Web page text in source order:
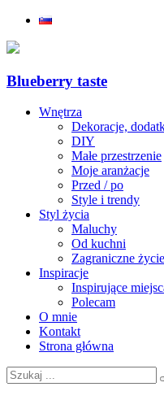
Blueberry taste
Wnętrza
Dekoracje,
DIY
Małe przestrzenie
Moje aranżacje
Przed / po
Style i trendy
Styl życia
Maluchy
Od kuchni
Zagraniczne życie
Inspiracje
Inspirujące
Polecam
O mnie
Kontakt
Strona główna